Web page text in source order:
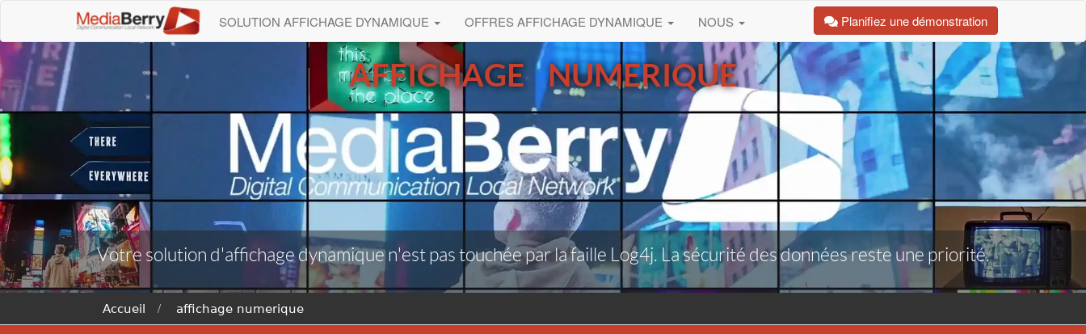
Planifiez une démonstration
SOLUTION AFFICHAGE DYNAMIQUE OFFRES AFFICHAGE DYNAMIQUE NOUS
AFFICHAGE NUMERIQUE
Votre solution d'affichage dynamique n'est pas touchée par la faille Log4j. La sécurité des données reste une priorité.
Accueil affichage numerique